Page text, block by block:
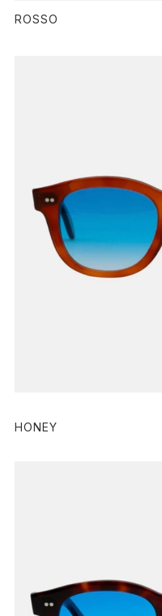
ROSSO
HONEY